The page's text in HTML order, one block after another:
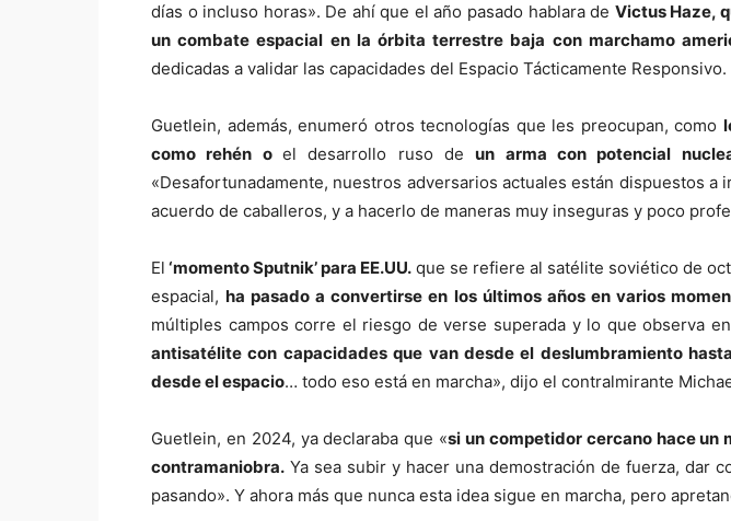
días o incluso horas». De ahí que el año pasado hablara de Victus Haze,
un combate espacial en la órbita terrestre baja con marchamo
dedicadas a validar las capacidades del Espacio Tácticamente
Guetlein, además, enumeró otros tecnologías que les preocupan, como
como rehén o el desarrollo ruso deun arma con potencial
«Desafortunadamente, nuestros adversarios actuales están dispuestos
acuerdo de caballeros, y a hacerlo de maneras muy inseguras y poco
El ‘momento Sputnik’ para EE.UU. que se refiere al satélite soviético de
espacial,ha pasado a convertirse en los últimos años en varios
múltiples campos corre el riesgo de verse superada y lo que observa
antisatélite con capacidades que van desde el deslumbramiento
desde el espacio… todo eso está en marcha», dijo el contralmirante
Guetlein, en 2024, ya declaraba que «si un competidor cercano hace un
contramaniobra. Ya sea subir y hacer una demostración de fuerza, dar
pasando». Y ahora más que nunca esta idea sigue en marcha, pero